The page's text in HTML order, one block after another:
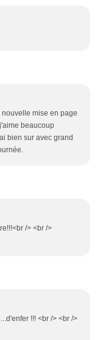
nouvelle mise en page
beaucoup
bien sur avec grand
/> <br />
!!! <br /> <br />